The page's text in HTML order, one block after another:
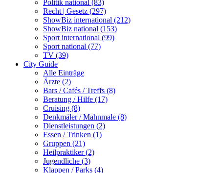
Politik national (83)
Recht | Gesetz (297)
ShowBiz international (212)
ShowBiz national (153)
Sport international (99)
Sport national (77)
TV (39)
City Guide
Alle Einträge
Ärzte (2)
Bars / Cafés / Treffs (8)
Beratung / Hilfe (17)
Cruising (8)
Denkmäler / Mahnmale (8)
Dienstleistungen (2)
Essen / Trinken (1)
Gruppen (21)
Heilpraktiker (2)
Jugendliche (3)
Klappen / Parks (4)